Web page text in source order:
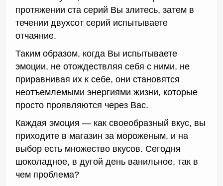
протяжении ста серий Вы злитесь, затем в
течении двухсот серий испытываете
отчаяние.
Таким образом, когда Вы испытываете
эмоции, не отождествляя себя с ними, не
приравнивая их к себе, они становятся
неотъемлемыми энергиями жизни, которые
просто проявляются через Вас.
Каждая эмоция — как своеобразный вкус, вы
приходите в магазин за мороженым, и на
выбор есть множество вкусов. Сегодня
шоколадное, в дугой день ванильное, так в
чем проблема?